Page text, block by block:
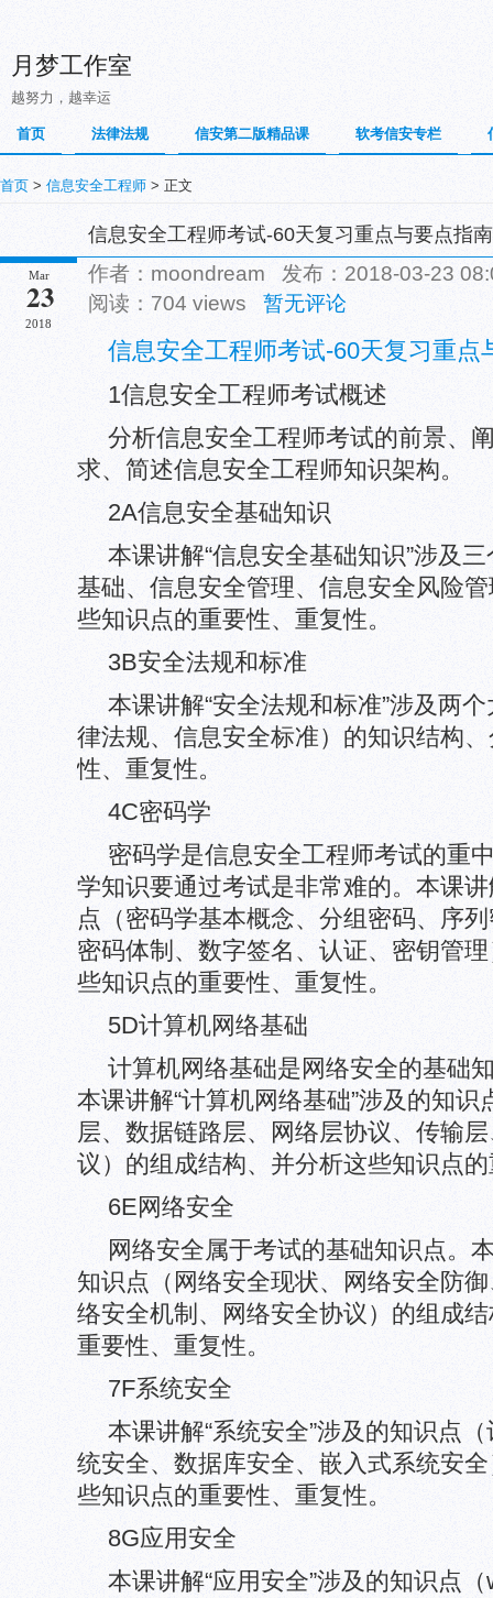
月梦工作室
越努力，越幸运
首页 法律法规 信安第二版精品课 软考信安专栏
首页 > 信息安全工程师 > 正文
信息安全工程师考试-60天复习重点与要点指
Mar
23
2018
作者：moondream 发布：2018-03-23
阅读：704 views 暂无评论
信息安全工程师考试-60天复习重点
1信息安全工程师考试概述
分析信息安全工程师考试的前景、
求、简述信息安全工程师知识架构。
2A信息安全基础知识
本课讲解“信息安全基础知识”涉及
基础、信息安全管理、信息安全风险
些知识点的重要性、重复性。
3B安全法规和标准
本课讲解“安全法规和标准”涉及两
律法规、信息安全标准）的知识结构
性、重复性。
4C密码学
密码学是信息安全工程师考试的重
学知识要通过考试是非常难的。本课讲
点（密码学基本概念、分组密码、序
密码体制、数字签名、认证、密钥管
些知识点的重要性、重复性。
5D计算机网络基础
计算机网络基础是网络安全的基础
本课讲解“计算机网络基础”涉及的知
层、数据链路层、网络层协议、传输
议）的组成结构、并分析这些知识点
6E网络安全
网络安全属于考试的基础知识点。
知识点（网络安全现状、网络安全防
络安全机制、网络安全协议）的组成
重要性、重复性。
7F系统安全
本课讲解“系统安全”涉及的知识点
统安全、数据库安全、嵌入式系统安
些知识点的重要性、重复性。
8G应用安全
本课讲解“应用安全”涉及的知识点